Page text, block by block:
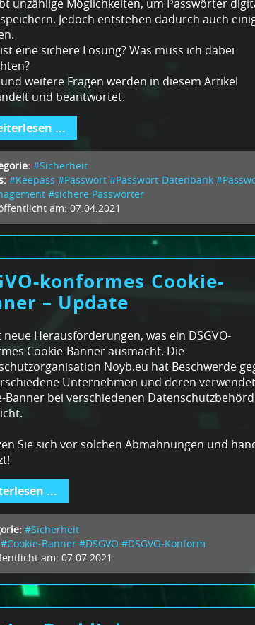
unzählige Möglichkeiten, um Passwörter
Jedoch entstehen dadurch auch
eine sichere Lösung? Was muss ich dabei
weitere Fragen werden in diesem Artikel
und beantwortet.
...
#Sicherheit
#Keepass #Passwort #Passwort-Datenbank
#sichere Passwörter
am: 07.04.2021
konformes Cookie-
– Update
neue Herausforderungen, was ein DSGVO-
Cookie-Banner ausmacht. Die
Noyb.eu hat Beschwerde
Unternehmen und deren
Banner bei verschiedenen
Sie sich vor solchen Abmahnungen und
...
#Sicherheit
#Cookie-Banner #DSGVO #DSGVO-Konform
am: 07.07.2021